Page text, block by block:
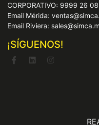
CORPORATIVO: 9999 26
Email Mérida:
Email Riviera:
¡SÍGUENOS!